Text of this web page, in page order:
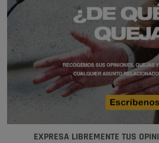
EXPRESA LIBREMENTE TUS